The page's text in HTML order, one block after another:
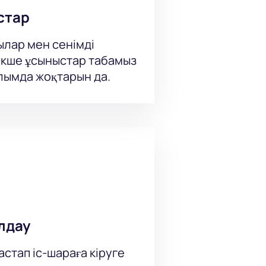
орындарды таңдау
орындар санын және билетті
мекенжайына жіберіледі.
мен сенімді
ұсыныстар табамыз
жоқтарын да.
іс-шараға кіруге